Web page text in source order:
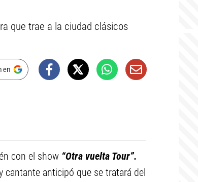
que trae a la ciudad clásicos
en
con el show “Otra vuelta Tour”.
cantante anticipó que se tratará del